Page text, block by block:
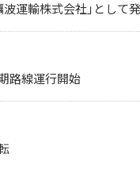
役員
財務
波運輸株式会社」として
路線運行開始